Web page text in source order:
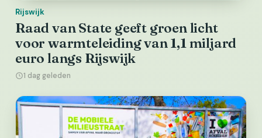
Rijswijk
Raad van State geeft groen licht
voor warmteleiding van 1,1 miljard
euro langs Rijswijk
1 dag geleden